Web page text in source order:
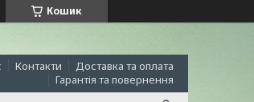
Кошик
Контакти
Доставка та оплата
Гарантія та повернення